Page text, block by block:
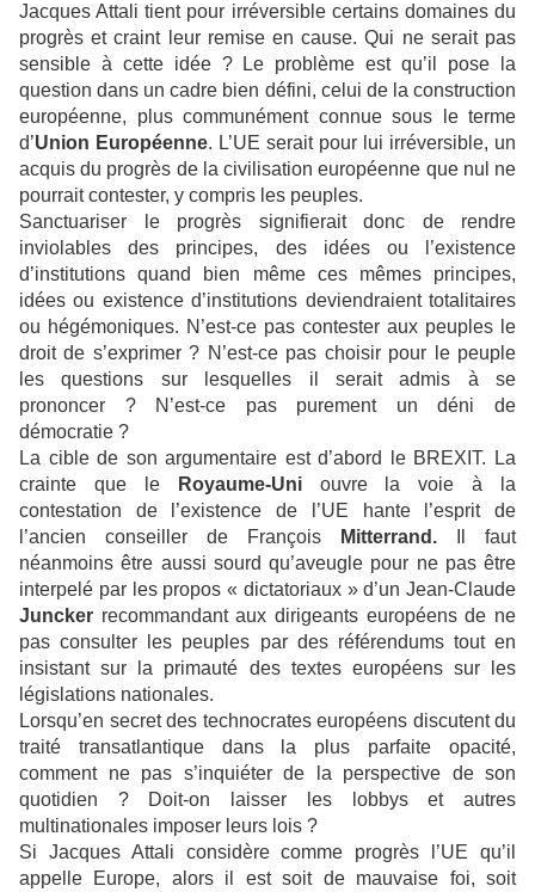
Jacques Attali tient pour irréversible certains domaines du
progrès et craint leur remise en cause. Qui ne serait pas
sensible à cette idée ? Le problème est qu’il pose la
question dans un cadre bien défini, celui de la construction
européenne, plus communément connue sous le terme
d’Union Européenne. L’UE serait pour lui irréversible, un
acquis du progrès de la civilisation européenne que nul ne
pourrait contester, y compris les peuples.
Sanctuariser le progrès signifierait donc de rendre
inviolables des principes, des idées ou l’existence
d’institutions quand bien même ces mêmes principes,
idées ou existence d’institutions deviendraient totalitaires
ou hégémoniques. N’est-ce pas contester aux peuples le
droit de s’exprimer ? N’est-ce pas choisir pour le peuple
les questions sur lesquelles il serait admis à se
prononcer ? N’est-ce pas purement un déni de
démocratie ?
La cible de son argumentaire est d’abord le BREXIT. La
crainte que le
Royaume-Uniouvre la voie à la
contestation de l’existence de l’UE hante l’esprit de
l’ancien conseiller de François
Mitterrand. Il faut
néanmoins être aussi sourd qu’aveugle pour ne pas être
interpelé par les propos « dictatoriaux » d’un Jean-Claude
Juncker recommandant aux dirigeants européens de ne
pas consulter les peuples par des référendums tout en
insistant sur la primauté des textes européens sur les
législations nationales.
Lorsqu’en secret des technocrates européens discutent du
traité transatlantique dans la plus parfaite opacité,
comment ne pas s’inquiéter de la perspective de son
quotidien ? Doit-on laisser les lobbys et autres
multinationales imposer leurs lois ?
Si Jacques Attali considère comme progrès l’UE qu’il
appelle Europe, alors il est soit de mauvaise foi, soit